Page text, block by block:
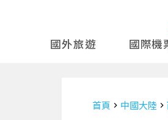
國外旅
國外旅遊 國際機
首頁 中國大陸